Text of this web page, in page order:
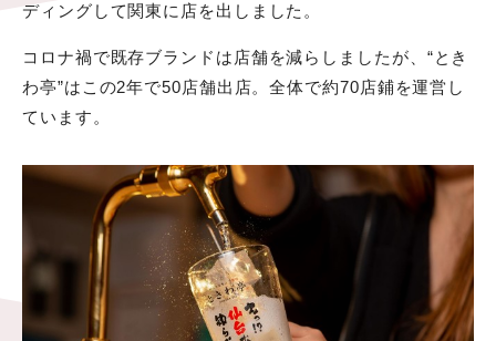
ディングして関東に店を出しました。
コロナ禍で既存ブランドは店舗を減らしましたが、“とき
わ亭”はこの2年で50店舗出店。全体で約70店鋪を運営し
ています。